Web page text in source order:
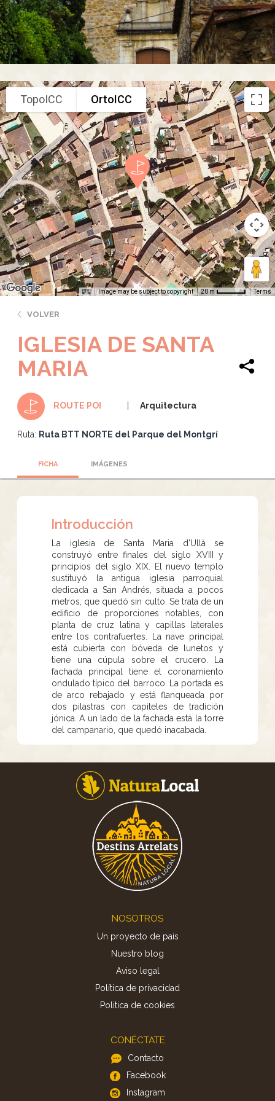
TopoICC OrtoICC
Image may be subject to copyright 20 m Terms
VOLVER
IGLESIA DE SANTA
MARIA
ROUTE POI Arquitectura
Ruta: Ruta BTT NORTE del Parque del Montgrí
FICHA IMÁGENES
Introducción
La iglesia de Santa Maria d’Ullà se
construyó entre finales del siglo XVIII y
principios del siglo XIX. El nuevo templo
sustituyó la antigua iglesia parroquial
dedicada a San Andrés, situada a pocos
metros, que quedó sin culto. Se trata de un
edificio de proporciones notables, con
planta de cruz latina y capillas laterales
entre los contrafuertes. La nave principal
está cubierta con bóveda de lunetos y
tiene una cúpula sobre el crucero. La
fachada principal tiene el coronamiento
ondulado típico del barroco. La portada es
de arco rebajado y está flanqueada por
dos pilastras con capiteles de tradición
jónica. A un lado de la fachada está la torre
del campanario, que quedó inacabada.
NOSOTROS
Un proyecto de país
Nuestro blog
Aviso legal
Política de privacidad
Politica de cookies
CONÉCTATE
Contacto
Facebook
Instagram